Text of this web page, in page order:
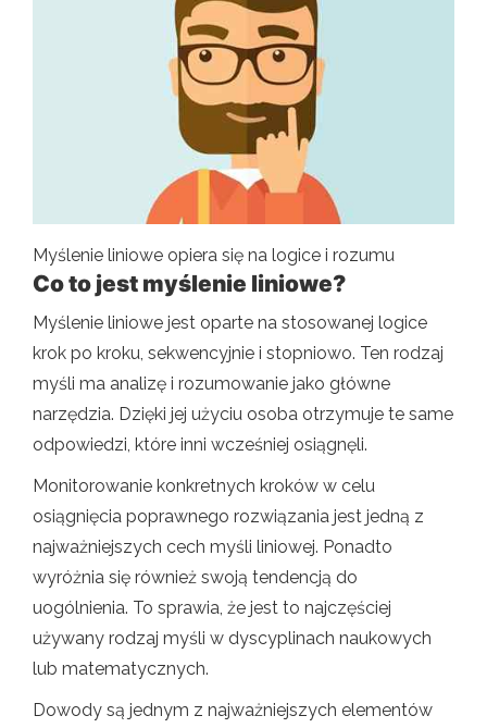
Myślenie liniowe opiera się na logice i rozumu
Co to jest myślenie liniowe?
Myślenie liniowe jest oparte na stosowanej logice
krok po kroku, sekwencyjnie i stopniowo. Ten rodzaj
myśli ma analizę i rozumowanie jako główne
narzędzia. Dzięki jej użyciu osoba otrzymuje te same
odpowiedzi, które inni wcześniej osiągnęli.
Monitorowanie konkretnych kroków w celu
osiągnięcia poprawnego rozwiązania jest jedną z
najważniejszych cech myśli liniowej. Ponadto
wyróżnia się również swoją tendencją do
uogólnienia. To sprawia, że ​​jest to najczęściej
używany rodzaj myśli w dyscyplinach naukowych
lub matematycznych.
Dowody są jednym z najważniejszych elementów